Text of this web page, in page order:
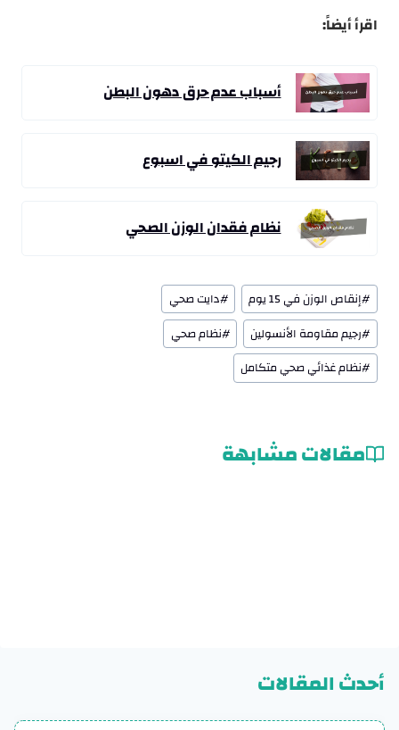
اقرأ أيضاً:
أسباب عدم حرق دهون البطن
رجيم الكيتو في اسبوع
نظام فقدان الوزن الصحي
وسوم
المقال:
#إنقاص الوزن في 15 يوم #دايت صحي
#رجيم مقاومة الأنسولين #نظام صحي
#نظام غذائي صحي متكامل
مقالات مشابهة
أحدث المقالات